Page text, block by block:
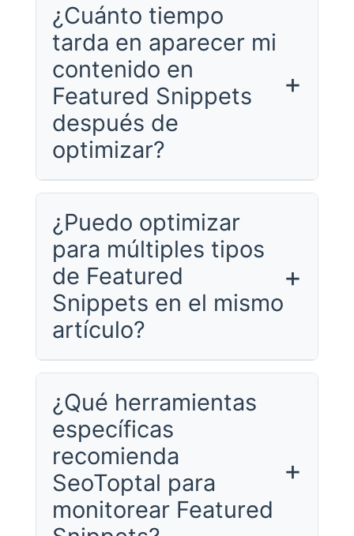
¿Cuánto tiempo
tarda en aparecer mi
contenido en
Featured Snippets
después de
optimizar?
+
¿Puedo optimizar
para múltiples tipos
de Featured
Snippets en el mismo
artículo?
+
¿Qué herramientas
específicas
recomienda
SeoToptal para
monitorear Featured
+